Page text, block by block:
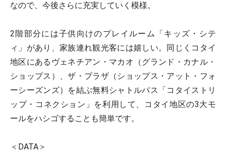
なので、今後さらに充実していく模様。
2階部分には子供向けのプレイルーム「キッズ・シテ
ィ」があり、家族連れ観光客には嬉しい。同じくコタイ
地区にあるヴェネチアン・マカオ（グランド・カナル・
ショップス）、ザ・プラザ（ショップス・アット・フォ
ーシーズンズ）を結ぶ無料シャトルバス「コタイストリ
ップ・コネクション」を利用して、コタイ地区の3大モ
ールをハシゴすることも簡単です。
＜DATA＞